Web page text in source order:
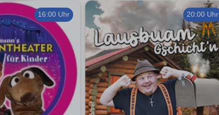
16:00 Uhr 20:00 Uhr